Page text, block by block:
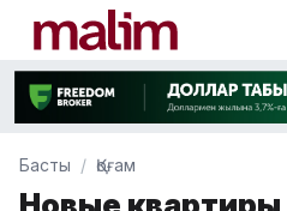
Басты Қоғам